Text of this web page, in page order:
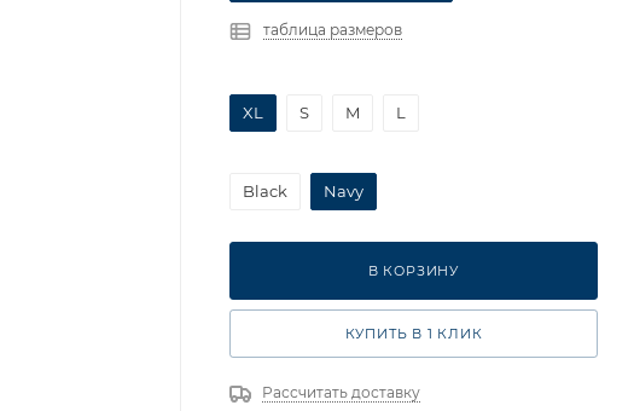
таблица размеров
XL S M L
Black Navy
В КОРЗИНУ
КУПИТЬ В 1 КЛИК
Рассчитать доставку